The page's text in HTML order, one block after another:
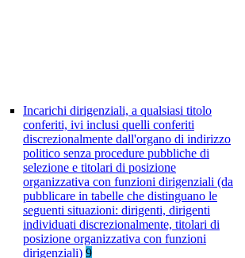
Incarichi dirigenziali, a qualsiasi titolo
conferiti, ivi inclusi quelli conferiti
discrezionalmente dall'organo di indirizzo
politico senza procedure pubbliche di
selezione e titolari di posizione
organizzativa con funzioni dirigenziali (da
pubblicare in tabelle che distinguano le
seguenti situazioni: dirigenti, dirigenti
individuati discrezionalmente, titolari di
posizione organizzativa con funzioni
dirigenziali) 9